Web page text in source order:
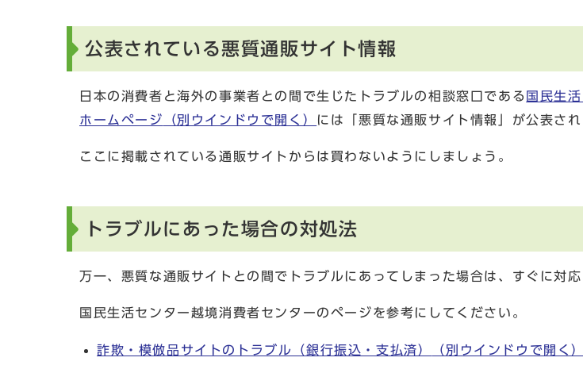
公表されている悪質通販サイト情報
日本の消費者と海外の事業者との間で生じたトラブルの相談窓口である 国民生
ホームページ
（別ウインドウで開く） には「悪質な通販サイト情報」が公表され
ここに掲載されている通販サイトからは買わないようにしましょう。
トラブルにあった場合の対処法
万一、悪質な通販サイトとの間でトラブルにあってしまった場合は、すぐに対応
国民生活センター越境消費者センターのページを参考にしてください。
詐欺・模倣品サイトのトラブル（銀行振込・支払済） （別ウインドウで開く）